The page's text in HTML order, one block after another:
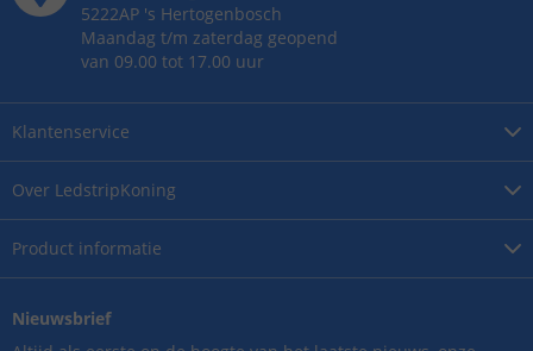
Over LedstripKoning
Product informatie
Klantenservice
5222AP 's Hertogenbosch
Maandag t/m zaterdag geopend
van 09.00 tot 17.00 uur
Nieuwsbrief